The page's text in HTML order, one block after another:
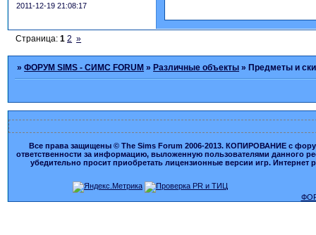
2011-12-19 21:08:17
Страница:1 2 »
»ФОРУМ SIMS - СИМС FORUM » Различные объекты » Предметы и
Все права защищены © The Sims Forum 2006-2013. КОПИРОВАНИЕ с
ответственности за информацию, выложенную пользователями данного
убедительно просит приобретать лицензионные версии игр.